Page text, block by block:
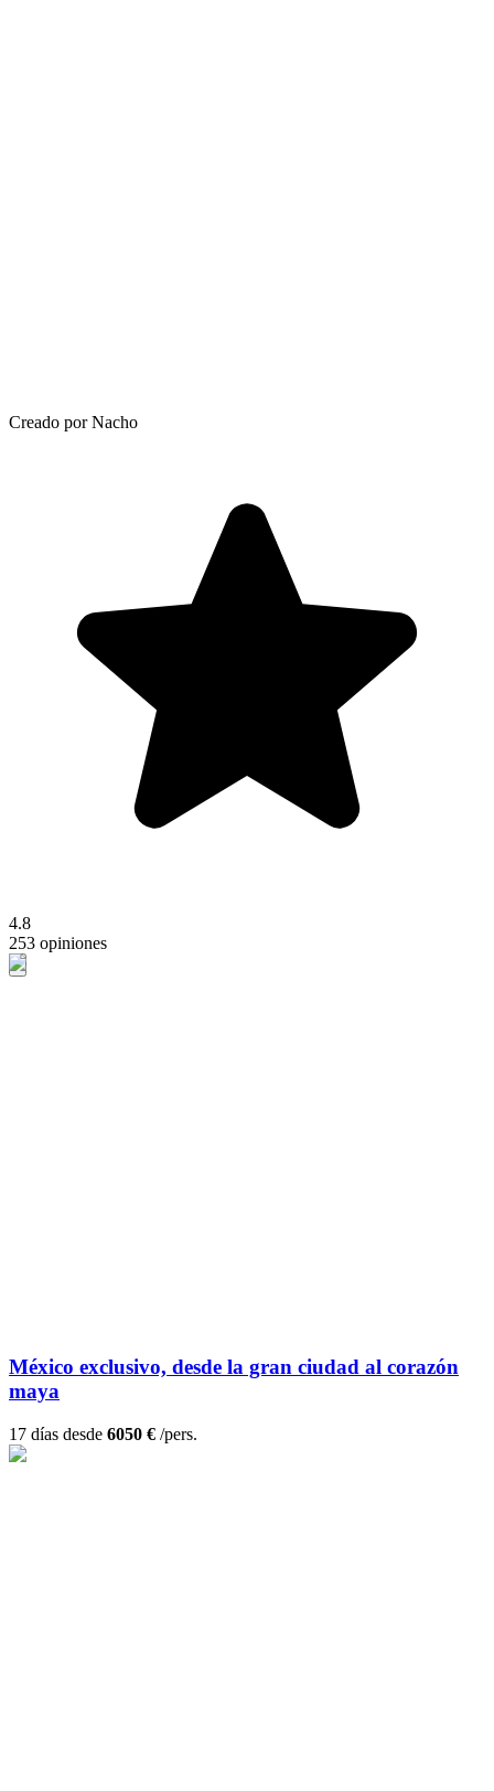
Creado por Nacho
4.8
253 opiniones
México exclusivo, desde la gran ciudad al corazón
maya
17 días desde 6050 € /pers.